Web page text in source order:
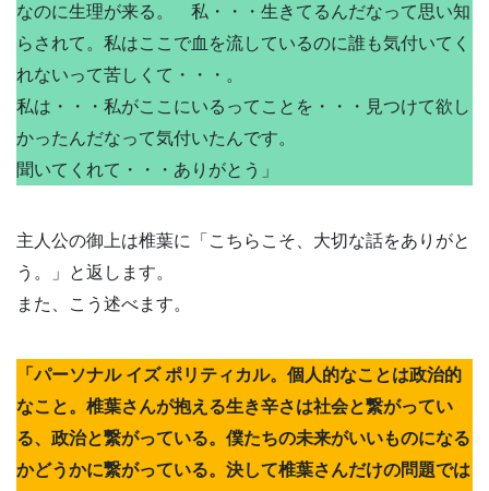
なのに生理が来る。 私・・・生きてるんだなって思い知
らされて。私はここで血を流しているのに誰も気付いてく
れないって苦しくて・・・。
私は・・・私がここにいるってことを・・・見つけて欲し
かったんだなって気付いたんです。
聞いてくれて・・・ありがとう」
主人公の御上は椎葉に「こちらこそ、大切な話をありがと
う。」と返します。
また、こう述べます。
「パーソナル イズ ポリティカル。個人的なことは政治的
なこと。椎葉さんが抱える生き辛さは社会と繋がってい
る、政治と繋がっている。僕たちの未来がいいものになる
かどうかに繋がっている。決して椎葉さんだけの問題では